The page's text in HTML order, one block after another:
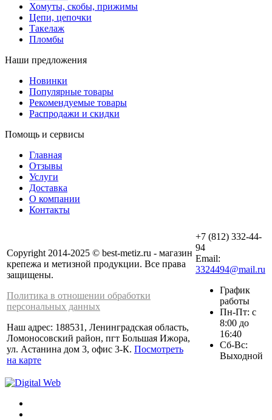
Хомуты, скобы, прижимы
Цепи, цепочки
Такелаж
Пломбы
Наши предложения
Новинки
Популярные товары
Рекомендуемые товары
Распродажи и скидки
Помощь и сервисы
Главная
Отзывы
Услуги
Доставка
О компании
Контакты
Copyright 2014-2025 © best-metiz.ru - магазин
крепежа и метизной продукции. Все права
защищены.
Политика в отношении обработки
персональных данных
Наш адрес: 188531, Ленинградская область,
Ломоносовский район, пгт Большая Ижора,
ул. Астанина дом 3, офис 3-К. Посмотреть
на карте
+7 (812) 332-44-
94
Email:
3324494@mail.ru
График
работы
Пн-Пт: с
8:00 до
16:40
Сб-Вс:
Выходной